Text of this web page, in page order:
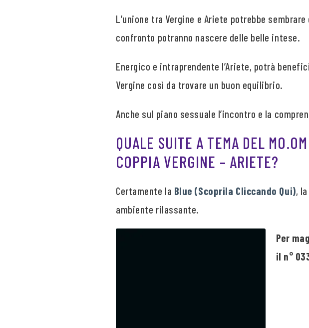
L’unione tra Vergine e Ariete potrebbe
confronto potranno nascere delle belle intese.
Energico e intraprendente l’Ariete, potrà
Vergine così da trovare un buon equilibrio.
Anche sul piano sessuale l’incontro e la
QUALE SUITE A TEMA DEL
COPPIA VERGINE – ARIETE?
Certamente la Blue (Scoprila Cliccando Qui),
ambiente rilassante.
Per
il n°